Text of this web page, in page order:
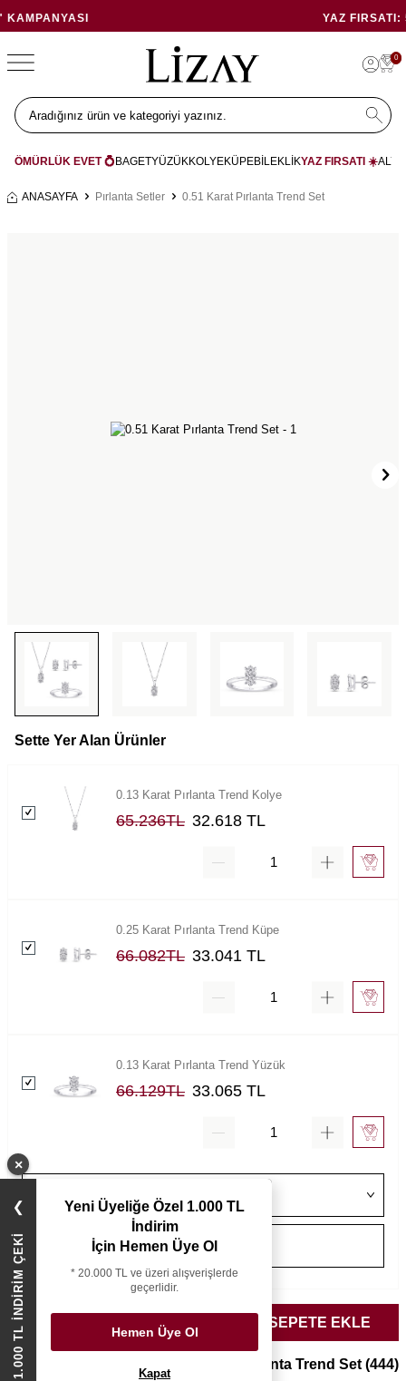
YAZ FIRSATI: 5.000 TL İNDIRIM
0
ÖMÜRLÜK EVET 💍 BAGETYÜZÜKKOLYEKÜPEBİLEKLİKYAZ FIRSATI ☀️
ANASAYFA Pırlanta Setler 0.51 Karat Pırlanta Trend Set
Sette Yer Alan Ürünler
0.13 Karat Pırlanta Trend Kolye
65.236TL 32.618 TL
0.25 Karat Pırlanta Trend Küpe
66.082TL 33.041 TL
0.13 Karat Pırlanta Trend Yüzük
66.129TL 33.065 TL
SEÇİLENLERİ SEPETE EKLE
0.51 Karat Pırlanta Trend Set (444)
×
❯
1.000 TL İNDİRİM ÇEKİ
Yeni Üyeliğe Özel 1.000 TL
İndirim
İçin Hemen Üye Ol
* 20.000 TL ve üzeri alışverişlerde
geçerlidir.
Hemen Üye Ol
Kapat